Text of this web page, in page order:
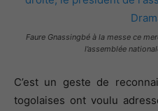
Faure Gnassingbé à la messe ce
l’assemblée
C’est un geste de
togolaises ont voulu